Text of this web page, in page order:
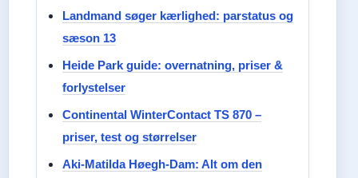
Landmand søger kærlighed: parstatus og
sæson 13
Heide Park guide: overnatning, priser &
forlystelser
Continental WinterContact TS 870 –
priser, test og størrelser
Aki-Matilda Høegh-Dam: Alt om den